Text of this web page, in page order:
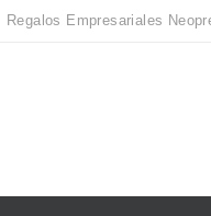
Regalos Empresariales